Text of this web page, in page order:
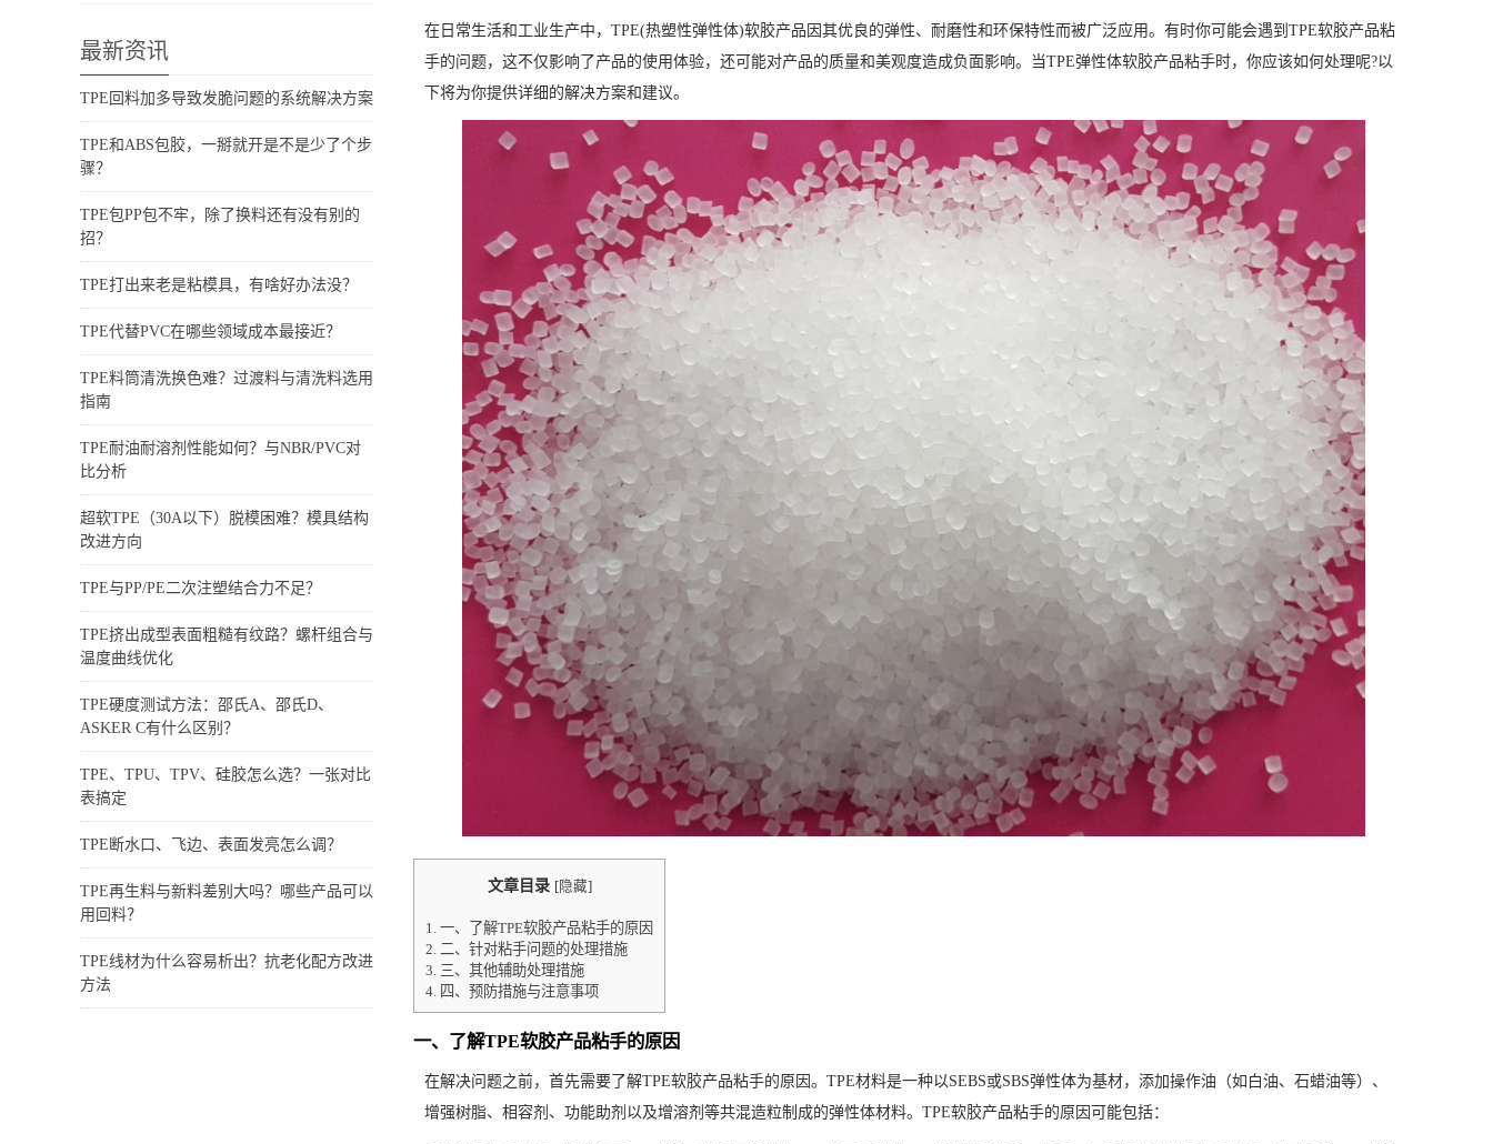
最新资讯
TPE回料加多导致发脆问题的系统解决方案
TPE和ABS包胶，一掰就开是不是少了个步
骤？
TPE包PP包不牢，除了换料还有没有别的
招？
TPE打出来老是粘模具，有啥好办法没？
TPE代替PVC在哪些领域成本最接近？
TPE料筒清洗换色难？过渡料与清洗料选用
指南
TPE耐油耐溶剂性能如何？与NBR/PVC对
比分析
超软TPE（30A以下）脱模困难？模具结构
改进方向
TPE与PP/PE二次注塑结合力不足？
TPE挤出成型表面粗糙有纹路？螺杆组合与
温度曲线优化
TPE硬度测试方法：邵氏A、邵氏D、
ASKER C有什么区别？
TPE、TPU、TPV、硅胶怎么选？一张对比
表搞定
TPE断水口、飞边、表面发亮怎么调？
TPE再生料与新料差别大吗？哪些产品可以
用回料？
TPE线材为什么容易析出？抗老化配方改进
方法
在日常生活和工业生产中，TPE(热塑性弹性体)软胶产品因其优良的弹性、耐磨性和环保特性而被广泛应用。有时你可能会遇到TPE软胶产品粘
手的问题，这不仅影响了产品的使用体验，还可能对产品的质量和美观度造成负面影响。当TPE弹性体软胶产品粘手时，你应该如何处理呢?以
下将为你提供详细的解决方案和建议。
文章目录 [隐藏]
1. 一、了解TPE软胶产品粘手的原因
2. 二、针对粘手问题的处理措施
3. 三、其他辅助处理措施
4. 四、预防措施与注意事项
一、了解TPE软胶产品粘手的原因
在解决问题之前，首先需要了解TPE软胶产品粘手的原因。TPE材料是一种以SEBS或SBS弹性体为基材，添加操作油（如白油、石蜡油等）、
增强树脂、相容剂、功能助剂以及增溶剂等共混造粒制成的弹性体材料。TPE软胶产品粘手的原因可能包括：